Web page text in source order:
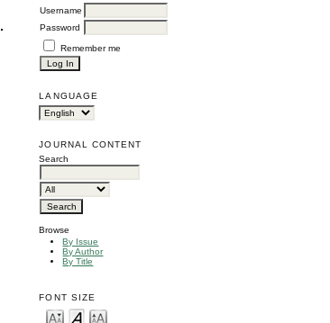
Username
Password
Remember me
LANGUAGE
JOURNAL CONTENT
Search
Browse
By Issue
By Author
By Title
FONT SIZE